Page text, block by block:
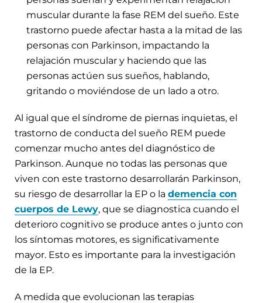
muscular durante la fase REM del sueño. Este
trastorno puede afectar hasta a la mitad de las
personas con Parkinson, impactando la
relajación muscular y haciendo que las
personas actúen sus sueños, hablando,
gritando o moviéndose de un lado a otro.
Al igual que el síndrome de piernas inquietas, el
trastorno de conducta del sueño REM puede
comenzar mucho antes del diagnóstico de
Parkinson. Aunque no todas las personas que
viven con este trastorno desarrollarán Parkinson,
su riesgo de desarrollar la EP o la demencia con
cuerpos de Lewy, que se diagnostica cuando el
deterioro cognitivo se produce antes o junto con
los síntomas motores, es significativamente
mayor. Esto es importante para la investigación
de la EP.
A medida que evolucionan las terapias